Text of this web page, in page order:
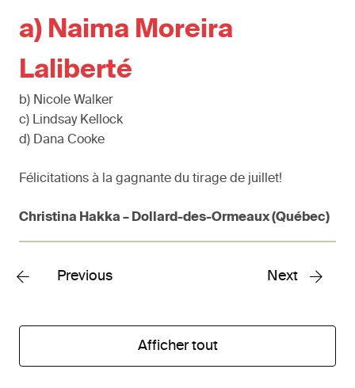
a) Naima Moreira
Laliberté
b) Nicole Walker
c) Lindsay Kellock
d) Dana Cooke
Félicitations à la gagnante du tirage de juillet!
Christina Hakka – Dollard-des-Ormeaux (Québec)
Previous Next
Afficher tout